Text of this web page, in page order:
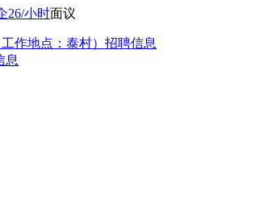
26/小时面议
作地点：泰村）招聘信息
息